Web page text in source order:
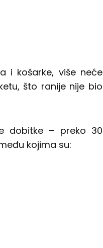
i košarke, više neće
što ranije nije bio
dobitke – preko 30
kojima su: